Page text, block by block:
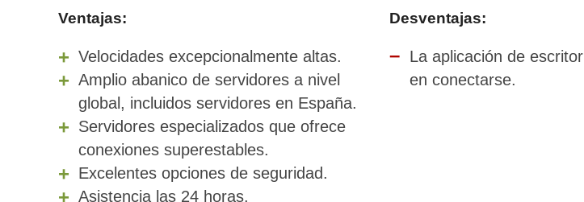
Ventajas:
Velocidades excepcionalmente altas.
Amplio abanico de servidores a nivel
global, incluidos servidores en España.
Servidores especializados que ofrece
conexiones superestables.
Excelentes opciones de seguridad.
Asistencia las 24 horas.
Desventajas:
La aplicación de
en conectarse.